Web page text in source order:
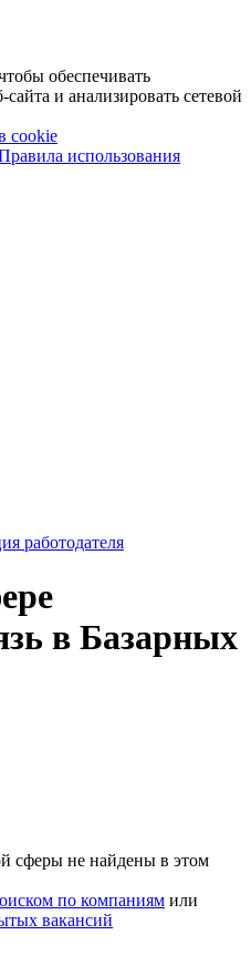
обеспечивать
и анализировать сетевой
cookie
использования
работодателя
в Базарных
сферы не найдены в этом
по компаниям или
вакансий